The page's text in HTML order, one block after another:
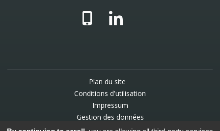
Plan du site
Conditions d'utilisation
Impressum
Gestion des données